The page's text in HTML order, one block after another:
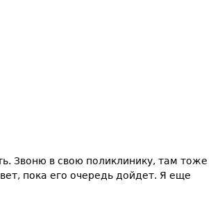
Звоню в свою поликлинику, там тоже
пока его очередь дойдет. Я еще